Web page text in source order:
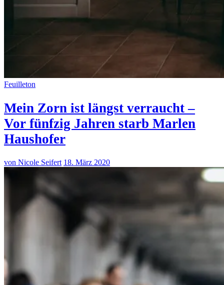
Feuilleton
Mein Zorn ist längst verraucht –
Vor fünfzig Jahren starb Marlen
Haushofer
von Nicole Seifert 18. März 2020